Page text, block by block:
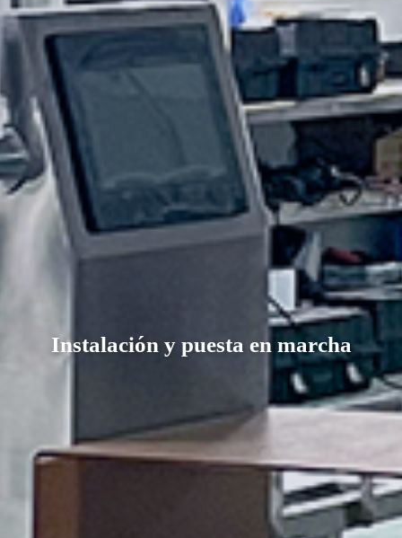
Instalación y puesta en marcha